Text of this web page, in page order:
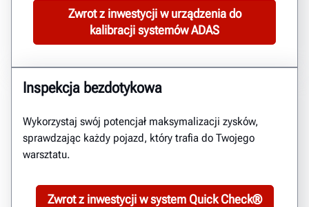
Zwrot z inwestycji w urządzenia do
kalibracji systemów ADAS
Inspekcja bezdotykowa
Wykorzystaj swój potencjał maksymalizacji zysków,
sprawdzając każdy pojazd, który trafia do Twojego
warsztatu.
Zwrot z inwestycji w system Quick Check®